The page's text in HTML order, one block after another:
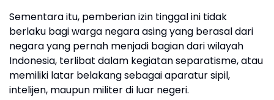
Sementara itu, pemberian izin tinggal ini tidak
berlaku bagi warga negara asing yang berasal dari
negara yang pernah menjadi bagian dari wilayah
Indonesia, terlibat dalam kegiatan separatisme, atau
memiliki latar belakang sebagai aparatur sipil,
intelijen, maupun militer di luar negeri.